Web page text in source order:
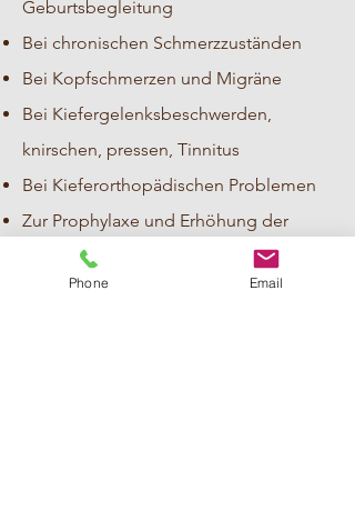
Geburtsbegleitung
Bei chronischen Schmerzzuständen
Bei Kopfschmerzen und Migräne
Bei Kiefergelenksbeschwerden,
knirschen, pressen, Tinnitus
Bei Kieferorthopädischen Problemen
Zur Prophylaxe und Erhöhung der
Lebensqualität in jedem Alter
Phone Email